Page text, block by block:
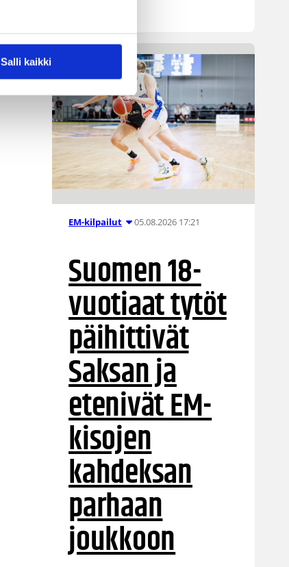
Salli kaikki
EM-kilpailut 05.08.2026 17:21
Suomen 18-
vuotiaat tytöt
päihittivät
Saksan ja
etenivät EM-
kisojen
kahdeksan
parhaan
joukkoon